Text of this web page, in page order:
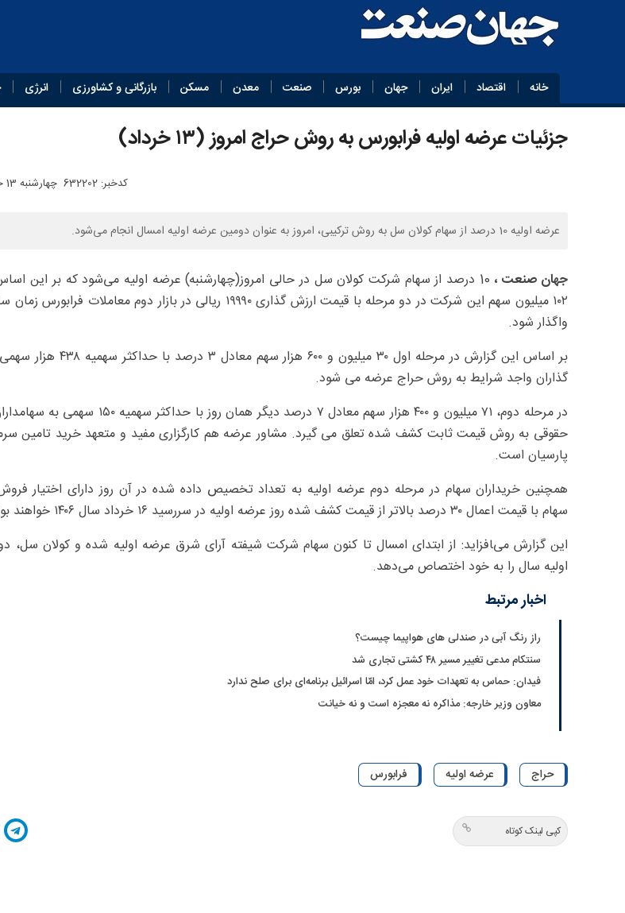
خانه اقتصاد ایران جهان بورس صنعت معدن مسکن بازرگانی و کشاورزی انرژی
جزئیات عرضه اولیه فرابورس به روش حراج امروز (۱۳ خرداد)
کدخبر: 632202 چهارشنبه 13 خرداد 1405
عرضه اولیه 10 درصد از سهام کولان سل به روش ترکیبی، امروز به عنوان دومین عرضه اولیه امسال انجام می‌شود.
جهان صنعت ،
10 درصد از سهام شرکت کولان سل در حالی امروز(چهارشنبه) عرضه اولیه می‌شود که بر این
۱۰۲ میلیون سهم این شرکت در دو مرحله با قیمت ارزش گذاری ۱۹۹۹۰ ریالی در بازار دوم
واگذار شود.
بر اساس این گزارش در مرحله اول ۳۰ میلیون و ۶۰۰
گذاران واجد شرایط به روش حراج عرضه می شود.
در مرحله دوم، ۷۱ میلیون و ۴۰۰ هزار سهم معادل ۷ درصد دیگر همان روز
حقوقی به روش قیمت ثابت کشف شده تعلق می گیرد. مشاور عرضه هم کارگزاری مفید و متعهد خرید تامین
پارسیان است.
همچنین ﺧﺮﯾﺪاران ﺳﻬﺎم در ﻣﺮﺣﻠﻪ دوم ﻋﺮﺿﻪ اوﻟﯿﻪ ﺑﻪ ﺗﻌﺪاد ﺗﺨﺼﯿﺺ داده ﺷﺪه در آن روز دارای اﺧﺘﯿﺎر
ﺳﻬﺎم با قیمت اعمال ۳۰ درصد بالاتر از قیمت کشف شده روز عرضه اولیه در سررسید ۱۶ خرداد سال ۱۴۰۶ ﺧﻮاﻫﻨﺪ ﺑﻮد.
این گزارش می‌‍افزاید: از ابتدای امسال تا کنون سهام شرکت شیفته آرای شرق عرضه اولیه شده و کولان سل،
اولیه سال را به خود اختصاص می‌دهد.
اخبار مرتبط
راز رنگ آبی در صندلی های هواپیما چیست؟
سنتکام مدعی تغییر مسیر ۴۸ کشتی تجاری شد
فیدان: حماس به تعهدات خود عمل کرد، امّا اسرائیل برنامه‌ای برای صلح ندارد
معاون وزیر خارجه: مذاکره نه معجزه است و نه خیانت
حراج عرضه اولیه فرابورس
کپی لینک کوتاه